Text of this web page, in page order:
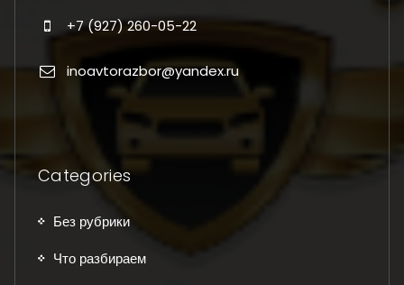
+7 (927) 260-05-22
inoavtorazbor@yandex.ru
Categories
Без рубрики
Что разбираем